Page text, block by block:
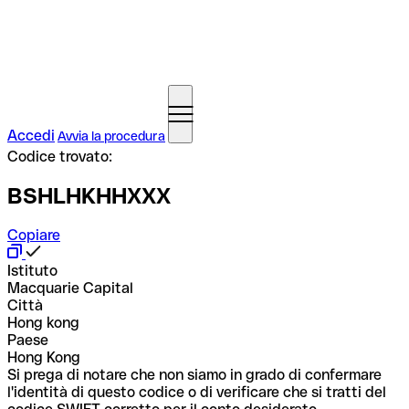
Accedi Avvia la procedura
Codice trovato:
BSHLHKHHXXX
Copiare
Istituto
Macquarie Capital
Città
Hong kong
Paese
Hong Kong
Si prega di notare che non siamo in grado di confermare
l'identità di questo codice o di verificare che si tratti del